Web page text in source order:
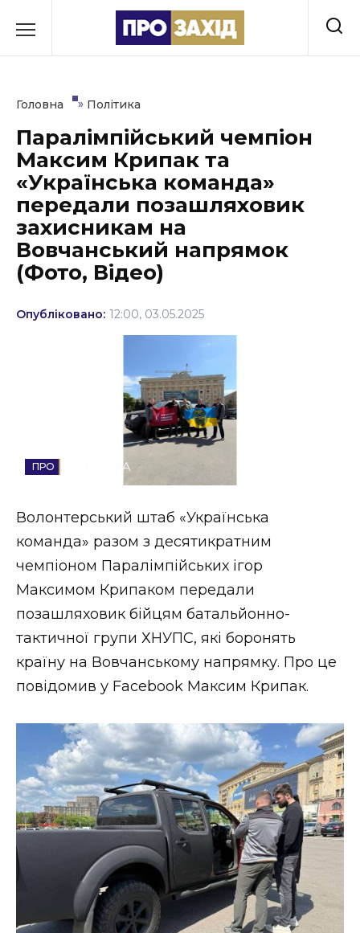
до
Культура
Освіта
Події
Політика
Втрачений Ужгород
Втрачений Ужгород (відеоверсія)
НОВИНИ ЗАХІДНОЇ УКРАЇНИ
ФОТО
ВІДЕО
Головна » Політика
Паралімпійський чемпіон
Максим Крипак та
«Українська команда»
передали позашляховик
захисникам на
Вовчанський напрямок
(Фото, Відео)
Опубліковано: 12:00, 03.05.2025
ПОЛІТИКА
Волонтерський штаб «Українська
команда» разом з десятикратним
чемпіоном Паралімпійських ігор
Максимом Крипаком передали
позашляховик бійцям батальйонно-
тактичної групи ХНУПС, які боронять
країну на Вовчанському напрямку. Про це
повідомив у Facebook Максим Крипак.